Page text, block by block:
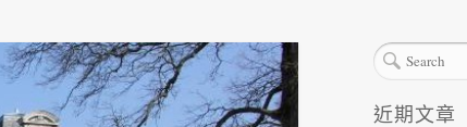
近期文章